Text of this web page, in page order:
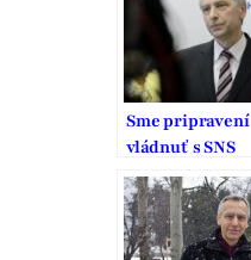
Sme pripravení
vládnuť s SNS